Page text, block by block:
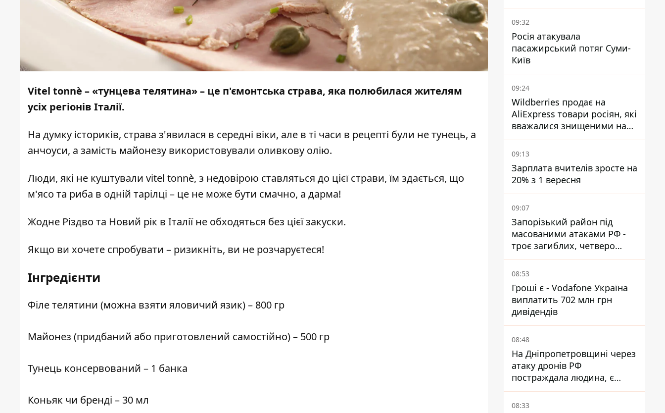
Vitel tonnè – «тунцева телятина» – це п'ємонтська страва, яка полюбилася жителям
усіх регіонів Італії.
На думку істориків, страва з'явилася в середні віки, але в ті часи в рецепті були не тунець, а
анчоуси, а замість майонезу використовували оливкову олію.
Люди, які не куштували vitel tonnè, з недовірою ставляться до цієї страви, їм здається, що
м'ясо та риба в одній тарілці – це не може бути смачно, а дарма!
Жодне Різдво та Новий рік в Італії не обходяться без цієї закуски.
Якщо ви хочете спробувати – ризикніть, ви не розчаруєтеся!
Інгредієнти
Філе телятини (можна взяти яловичий язик) – 800 гр
Майонез (придбаний або приготовлений самостійно) – 500 гр
Тунець консервований – 1 банка
Коньяк чи бренді – 30 мл
паливом
09:32
Росія атакувала
пасажирський потяг Суми-
Київ
09:24
Wildberries продає на
AliExpress товари росіян, які
вважалися знищеними на
складах
09:13
Зарплата вчителів зросте на
20% з 1 вересня
09:07
Запорізький район під
масованими атаками РФ -
троє загиблих, четверо
поранених
08:53
Гроші є - Vodafone Україна
виплатить 702 млн грн
дивідендів
08:48
На Дніпропетровщині через
атаку дронів РФ
постраждала людина, є
пожежі та пошкодження
08:33